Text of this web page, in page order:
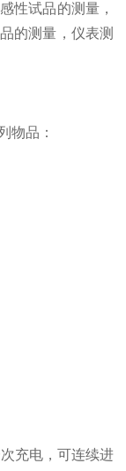
性试品的测量，
的测量，仪表测
物品：
充电，可连续进